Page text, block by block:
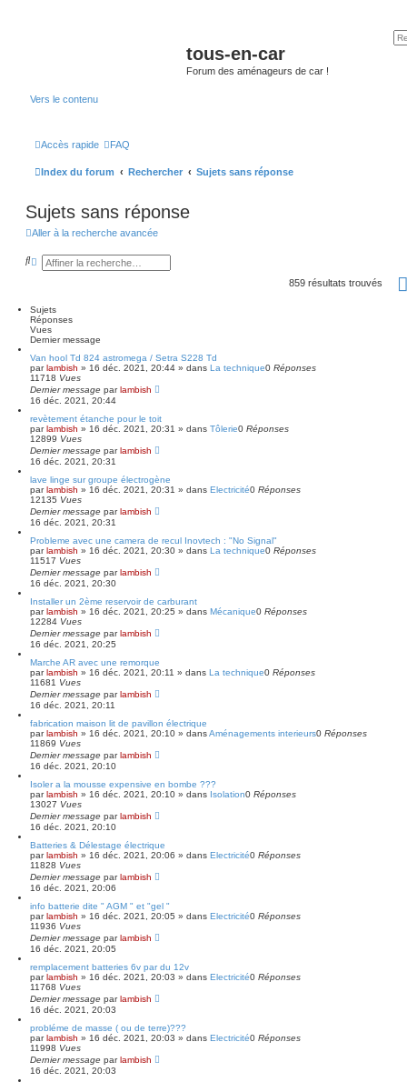
tous-en-car
Forum des aménageurs de car !
Vers le contenu
Accès rapide FAQ
Index du forum Rechercher Sujets sans réponse
Sujets sans réponse
Aller à la recherche avancée
R
r
c
h
e
r
R
r
c
h
e
a
v
a
n
c
e
859 résultats trouvés
Sujets
Réponses
Vues
Dernier message
Van hool Td 824 astromega / Setra S228 Td
parlambish » 16 déc. 2021, 20:44 » dans La technique0 Réponses
11718 Vues
Dernier message parlambish
16 déc. 2021, 20:44
revètement étanche pour le toit
parlambish » 16 déc. 2021, 20:31 » dans Tôlerie0 Réponses
12899 Vues
Dernier message parlambish
16 déc. 2021, 20:31
lave linge sur groupe électrogène
parlambish » 16 déc. 2021, 20:31 » dans Electricité0 Réponses
12135 Vues
Dernier message parlambish
16 déc. 2021, 20:31
Probleme avec une camera de recul Inovtech : "No Signal"
parlambish » 16 déc. 2021, 20:30 » dans La technique0 Réponses
11517 Vues
Dernier message parlambish
16 déc. 2021, 20:30
Installer un 2ème reservoir de carburant
parlambish » 16 déc. 2021, 20:25 » dans Mécanique0 Réponses
12284 Vues
Dernier message parlambish
16 déc. 2021, 20:25
Marche AR avec une remorque
parlambish » 16 déc. 2021, 20:11 » dans La technique0 Réponses
11681 Vues
Dernier message parlambish
16 déc. 2021, 20:11
fabrication maison lit de pavillon électrique
parlambish » 16 déc. 2021, 20:10 » dansAménagements interieurs0 Réponses
11869 Vues
Dernier message parlambish
16 déc. 2021, 20:10
Isoler a la mousse expensive en bombe ???
parlambish » 16 déc. 2021, 20:10 » dans Isolation0 Réponses
13027 Vues
Dernier message parlambish
16 déc. 2021, 20:10
Batteries & Délestage électrique
parlambish » 16 déc. 2021, 20:06 » dans Electricité0 Réponses
11828 Vues
Dernier message parlambish
16 déc. 2021, 20:06
info batterie dite " AGM " et "gel "
parlambish » 16 déc. 2021, 20:05 » dans Electricité0 Réponses
11936 Vues
Dernier message parlambish
16 déc. 2021, 20:05
remplacement batteries 6v par du 12v
parlambish » 16 déc. 2021, 20:03 » dans Electricité0 Réponses
11768 Vues
Dernier message parlambish
16 déc. 2021, 20:03
probléme de masse ( ou de terre)???
parlambish » 16 déc. 2021, 20:03 » dans Electricité0 Réponses
11998 Vues
Dernier message parlambish
16 déc. 2021, 20:03